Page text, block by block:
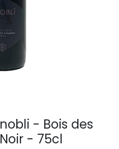
- Bois des
- 75cl